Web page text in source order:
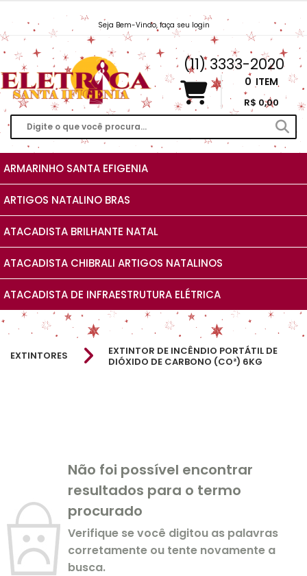
Seja Bem-Vindo, faça seu login
Vendas@EletricaSantaIfigenia.com.br
(11) 3333-2020
0 ITEM
R$ 0,00
ARMARINHO SANTA EFIGENIA
ARTIGOS NATALINO BRAS
ATACADISTA BRILHANTE NATAL
ATACADISTA CHIBRALI ARTIGOS NATALINOS
ATACADISTA DE INFRAESTRUTURA ELÉTRICA
EXTINTORES
EXTINTOR DE INCÊNDIO PORTÁTIL DE
DIÓXIDO DE CARBONO (CO²) 6KG
Não foi possível encontrar
resultados para o termo
procurado
Verifique se você digitou as palavras
corretamente ou tente novamente a
busca.